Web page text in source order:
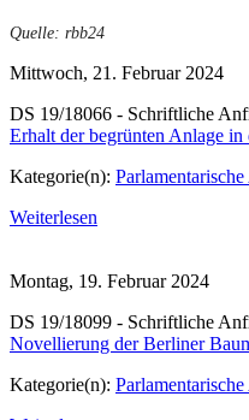
Quelle: rbb24
Mittwoch, 21. Februar 2024
DS 19/18066 - Schriftliche
Erhalt der begrünten Anlage
Kategorie(n):
Weiterlesen
Montag, 19. Februar 2024
DS 19/18099 - Schriftliche
Novellierung der Berliner
Kategorie(n):